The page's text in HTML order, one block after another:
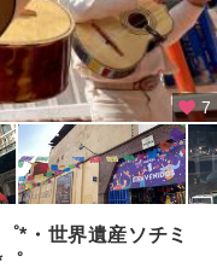
7
*・世界遺産ソチミ